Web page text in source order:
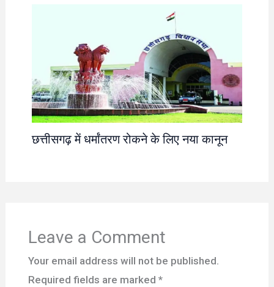
छत्तीसगढ़ में धर्मांतरण रोकने के लिए नया कानून
Leave a Comment
Your email address will not be published.
Required fields are marked *